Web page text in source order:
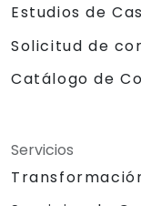
Estudios de
Solicitud de
Catálogo de
Servicios